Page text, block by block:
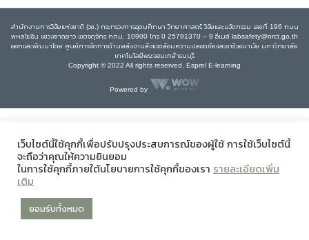
สำนักงานการวิจัยแห่งชาติ (วช.) กระทรวงการอุดมศึกษา วิทยาศาสตร์ วิจัยและนวัตกรรม เลขที่ 196 ถนน
พหลโยธิน แขวงลาดยาว เขตจตุจักร กทม. 10900 โทร 0 25791370 – 9 อีเมล์ labsafety@nrct.go.th
ออกและพัฒนาโดย ศูนย์การจัดการด้านพลังงานสิ่งแวดล้อมความปลอดภัยและอาชีวอนามัย มหาวิทยาลัย
เทคโนโลยีพระจอมเกล้าธนบุรี
Copyright © 2022 All rights reserved, Esprel E-learning
Powered by
เว็บไซต์นี้ใช้คุกกี้เพื่อปรับปรุงประสบการณ์ของผู้ใช้ การใช้เว็บไซต์นี้
จะถือว่าคุณให้ความยินยอม
ในการใช้คุกกี้ภายใต้นโยบายการใช้คุกกี้ของเรา รายละเอียดเพิ่ม
เติม
ยอมรับทั้งหมด